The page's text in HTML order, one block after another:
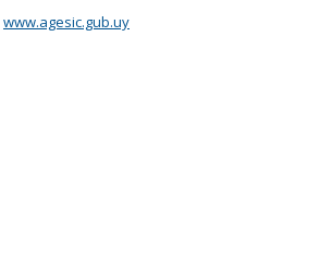
www.agesic.gub.uy